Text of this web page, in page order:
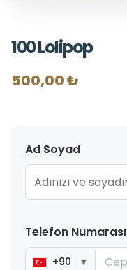
100 Lolipop
500,00 ₺
Ad Soyad
Telefon Numarası
+90 ▼